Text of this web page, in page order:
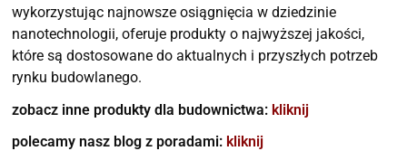
wykorzystując najnowsze osiągnięcia w dziedzinie
nanotechnologii, oferuje produkty o najwyższej jakości,
które są dostosowane do aktualnych i przyszłych potrzeb
rynku budowlanego.
zobacz inne produkty dla budownictwa: kliknij
polecamy nasz blog z poradami: kliknij